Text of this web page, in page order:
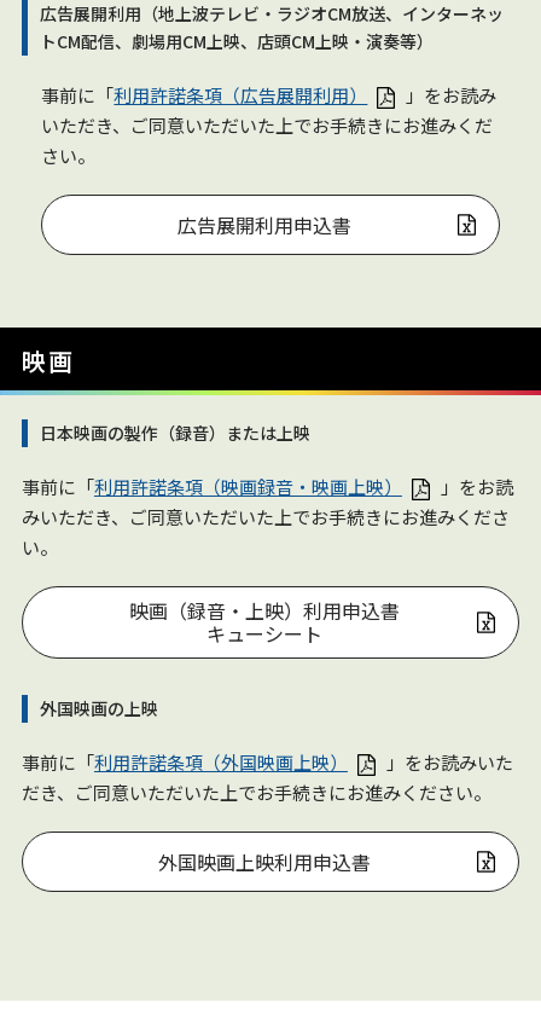
広告展開利用（地上波テレビ・ラジオCM放送、インターネッ
トCM配信、劇場用CM上映、店頭CM上映・演奏等）
事前に「利用許諾条項（広告展開利用）
」をお読み
いただき、ご同意いただいた上でお手続きにお進みくだ
さい。
広告展開利用申込書
映画
日本映画の製作（録音）または上映
事前に「利用許諾条項（映画録音・映画上映）
」をお読
みいただき、ご同意いただいた上でお手続きにお進みくださ
い。
映画（録音・上映）利用申込書
キューシート
外国映画の上映
事前に「利用許諾条項（外国映画上映）
」をお読みいた
だき、ご同意いただいた上でお手続きにお進みください。
外国映画上映利用申込書